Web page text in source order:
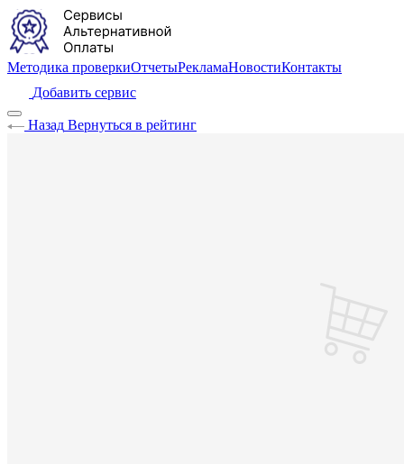
Методика проверкиОтчетыРекламаНовостиКонтакты
Добавить сервис
Назад Вернуться в рейтинг